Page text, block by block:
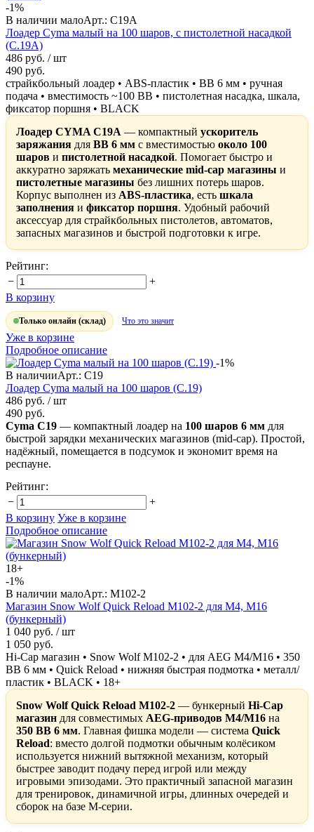
-1%
В наличии малоАрт.: C19A
Лоадер Cyma малый на 100 шаров, с пистолетной насадкой
(C.19A)
486 руб. / шт
490 руб.
страйкбольный лоадер • ABS-пластик • BB 6 мм • ручная
подача • вместимость ~100 BB • пистолетная насадка, шкала,
фиксатор поршня • BLACK
Лоадер CYMA C19A — компактный ускоритель
заряжания для BB 6 мм с вместимостью около 100
шаров и пистолетной насадкой. Помогает быстро и
аккуратно заряжать механические mid-cap магазины и
пистолетные магазины без лишних потерь шаров.
Корпус выполнен из ABS-пластика, есть шкала
заполнения и фиксатор поршня. Удобный рабочий
аксессуар для страйкбольных пистолетов, автоматов,
запасных магазинов и быстрой подготовки к игре.
Рейтинг:
−
+
В корзину
Только онлайн (склад) Что это значит
Уже в корзине
Подробное описание
-1%
В наличииАрт.: C19
Лоадер Cyma малый на 100 шаров (C.19)
486 руб. / шт
490 руб.
Cyma C19 — компактный лоадер на 100 шаров 6 мм для
быстрой зарядки механических магазинов (mid-cap). Простой,
надёжный, помещается в подсумок и экономит время на
респауне.
Рейтинг:
−
+
В корзину Уже в корзине
Подробное описание
18+
-1%
В наличии малоАрт.: M102-2
Магазин Snow Wolf Quick Reload M102-2 для M4, M16
(бункерный)
1 040 руб. / шт
1 050 руб.
Hi-Cap магазин • Snow Wolf M102-2 • для AEG M4/M16 • 350
BB 6 мм • Quick Reload • нижняя быстрая подмотка • металл/
пластик • BLACK • 18+
Snow Wolf Quick Reload M102-2 — бункерный Hi-Cap
магазин для совместимых AEG-приводов M4/M16 на
350 BB 6 мм. Главная фишка модели — система Quick
Reload: вместо долгой подмотки обычным колёсиком
используется нижний вытяжной механизм, который
быстрее заводит подачу перед игрой или между
игровыми эпизодами. Это практичный запасной магазин
для тренировок, динамичной игры, длинных очередей и
сборок на базе М-серии.